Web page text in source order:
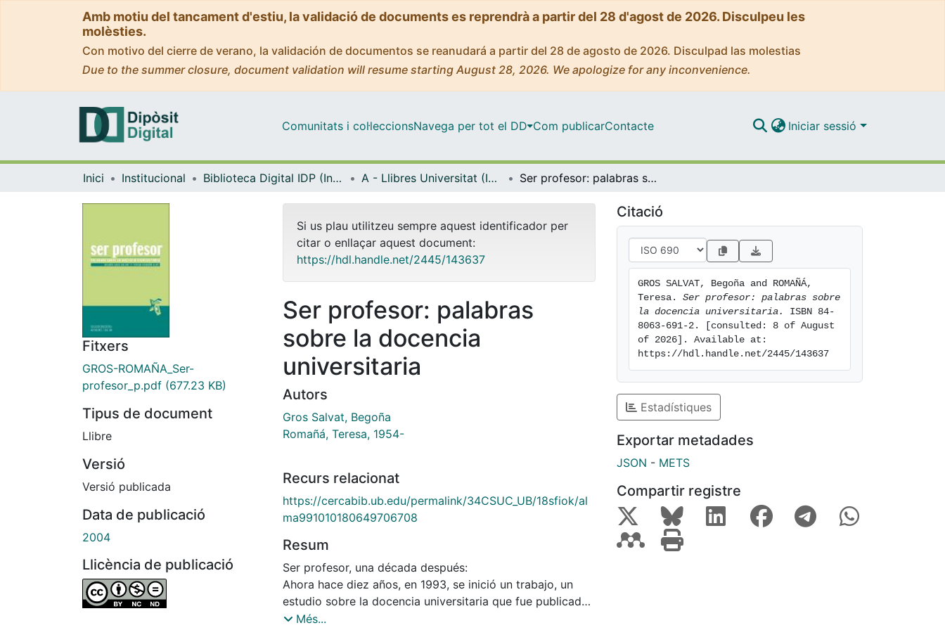
Amb motiu del tancament d'estiu, la validació de documents es reprendrà a partir del 28 d'agost de 2026. Disculpeu les
molèsties.
Con motivo del cierre de verano, la validación de documentos se reanudará a partir del 28 de agosto de 2026. Disculpad las molestias
Due to the summer closure, document validation will resume starting August 28, 2026. We apologize for any inconvenience.
Comunitats i col·leccionsNavega per tot el DD Com publicarContacte Iniciar sessió
Inici Institucional Biblioteca Digital IDP (Institut de Desenvolupament Professional) A - Llibres Universitat (IDP, Octaedro) Ser profesor: palabras sobre la docencia universitaria
Fitxers
GROS-ROMAÑA_Ser-
profesor_p.pdf (677.23 KB)
Tipus de document
Llibre
Versió
Versió publicada
Data de publicació
2004
Llicència de publicació
Si us plau utilitzeu sempre aquest identificador per
citar o enllaçar aquest document:
https://hdl.handle.net/2445/143637
Ser profesor: palabras
sobre la docencia
universitaria
Autors
Gros Salvat, Begoña
Romañá, Teresa, 1954-
Recurs relacionat
https://cercabib.ub.edu/permalink/34CSUC_UB/18sfiok/al
ma991010180649706708
Resum
Ser profesor, una década después:
Ahora hace diez años, en 1993, se inició un trabajo, un
estudio sobre la docencia universitaria que fue publicado
en 1995 con el título Ser Profesor. Palabras sobre la
Més...
Citació
GROS SALVAT, Begoña and ROMAÑÁ,
Teresa. Ser profesor: palabras sobre
la docencia universitaria.
ISBN 84-
8063-691-2. [consulted: 8 of August
of 2026]. Available at:
https://hdl.handle.net/2445/143637
Estadístiques
Exportar metadades
JSON - METS
Compartir registre